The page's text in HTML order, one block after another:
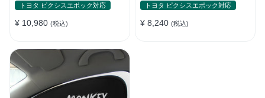
トヨタ ピクシスエポック対応
¥ 10,980 (税込)
付き 汎用 簡単取り付け 収納
バッグ付き 便利グッズ 環境
にやさしい
トヨタ ピクシスエポック対応
¥ 8,240 (税込)